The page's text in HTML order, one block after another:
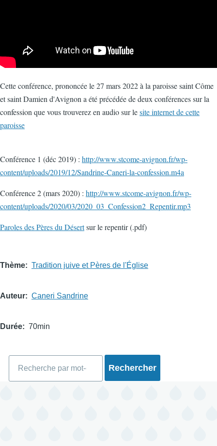
Cette conférence, prononcée le 27 mars 2022 à la paroisse saint Côme
et saint Damien d'Avignon a été précédée de deux conférences sur la
confession que vous trouverez en audio sur lesite internet de cette
paroisse
Conférence 1 (déc 2019) : http://www.stcome-avignon.fr/wp-
content/uploads/2019/12/Sandrine-Caneri-la-confession.m4a
Conférence 2 (mars 2020) : http://www.stcome-avignon.fr/wp-
content/uploads/2020/03/2020_03_Confession2_Repentir.mp3
Paroles des Pères du Désertsur le repentir (.pdf)
Thème Tradition juive et Pères de l'Église
Auteur Caneri Sandrine
Durée 70min